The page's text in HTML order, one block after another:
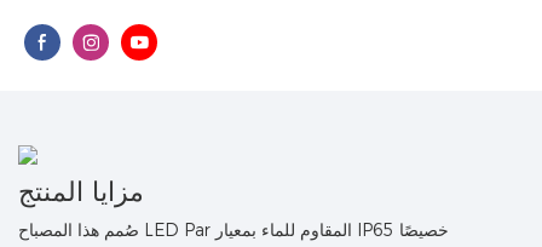
مزايا المنتج
صُمم هذا المصباح LED Par المقاوم للماء بمعيار IP65 خصيصًا